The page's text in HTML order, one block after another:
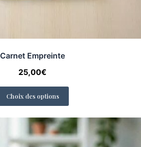
Carnet Empreinte
25,00€
Choix des options